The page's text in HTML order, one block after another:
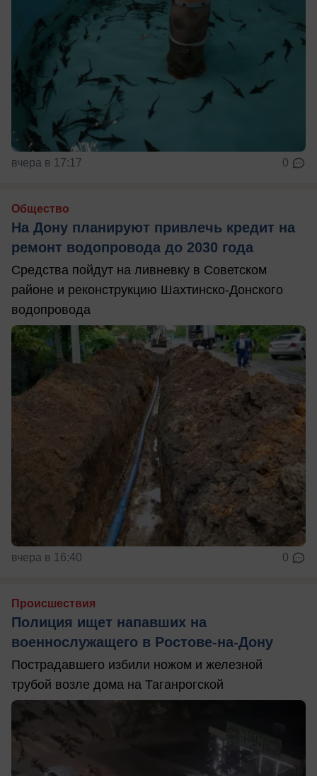
вчера в 17:17 0
Общество
На Дону планируют привлечь кредит на
ремонт водопровода до 2030 года
Средства пойдут на ливневку в Советском
районе и реконструкцию Шахтинско-Донского
водопровода
вчера в 16:40 0
Происшествия
Полиция ищет напавших на
военнослужащего в Ростове-на-Дону
Пострадавшего избили ножом и железной
трубой возле дома на Таганрогской